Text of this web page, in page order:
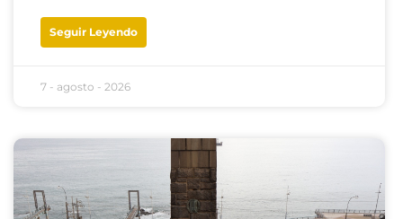
Seguir Leyendo
7 - agosto - 2026